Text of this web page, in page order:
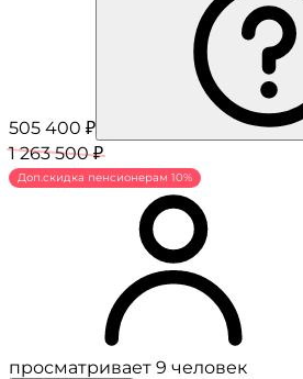
505 400 ₽
1 263 500 ₽
Доп.скидка пенсионерам 10%
просматривает 9 человек